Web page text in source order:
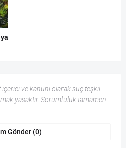
içerici ve kanuni olarak suç teşkil
yasaktır. Sorumluluk tamamen
Gönder (0)